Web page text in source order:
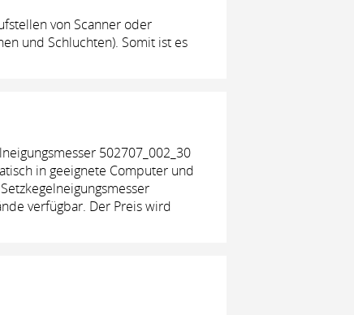
von Scanner oder
und Schluchten). Somit ist es
502707_002_30
in geeignete Computer und
verfügbar. Der Preis wird